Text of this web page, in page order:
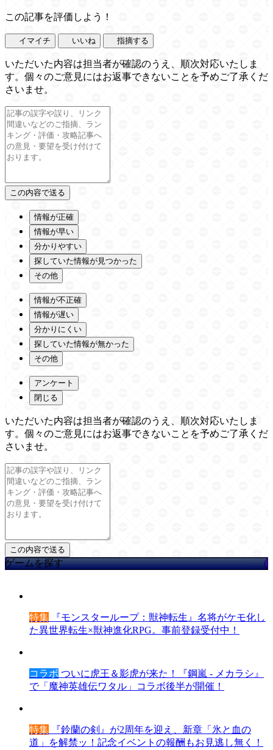
この記事を評価しよう！
イマイチ いいね 指摘する
いただいた内容は担当者が確認のうえ、順次対応いたしま
す。個々のご意見にはお返事できないことを予めご了承くだ
さいませ。
情報が正確
情報が早い
分かりやすい
探していた情報が見つかった
その他
情報が不正確
情報が遅い
分かりにくい
探していた情報が無かった
その他
アンケート
閉じる
いただいた内容は担当者が確認のうえ、順次対応いたしま
す。個々のご意見にはお返事できないことを予めご了承くだ
さいませ。
ゲームを探す
特集 『モンスターループ：獣神転生』名将がケモ化し
た異世界転生×獣神進化RPG。事前登録受付中！
コラボ ついに虎王＆影虎が来た！『鋼嵐 - メカラシ』
で「魔神英雄伝ワタル」コラボ後半が開催！
特集 『鈴蘭の剣』が2周年を迎え、新章「氷と血の
道」を解禁ッ！記念イベントの報酬もお見逃し無く！